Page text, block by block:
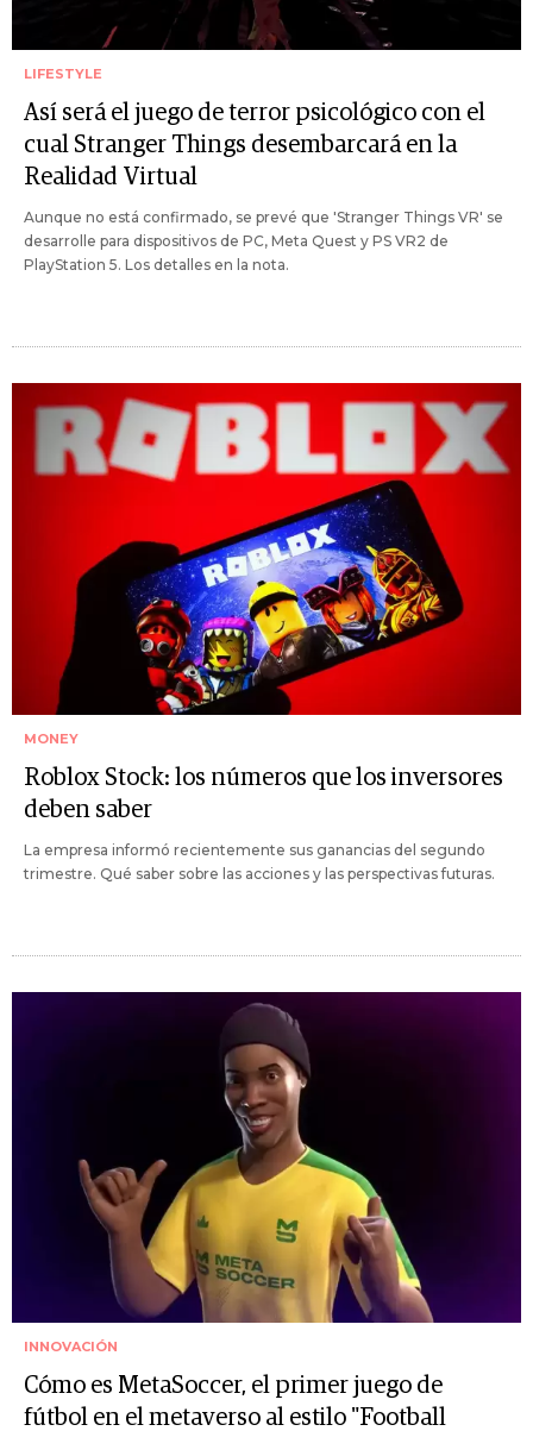
LIFESTYLE
Así será el juego de terror psicológico con el
cual Stranger Things desembarcará en la
Realidad Virtual
Aunque no está confirmado, se prevé que 'Stranger Things VR' se
desarrolle para dispositivos de PC, Meta Quest y PS VR2 de
PlayStation 5. Los detalles en la nota.
MONEY
Roblox Stock: los números que los inversores
deben saber
La empresa informó recientemente sus ganancias del segundo
trimestre. Qué saber sobre las acciones y las perspectivas futuras.
INNOVACIÓN
Cómo es MetaSoccer, el primer juego de
fútbol en el metaverso al estilo "Football